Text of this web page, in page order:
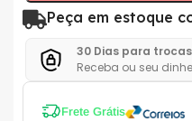
Peça em estoque
30 Dias para
Receba ou seu
Frete Grátis